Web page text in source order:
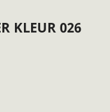
KLEUR 026